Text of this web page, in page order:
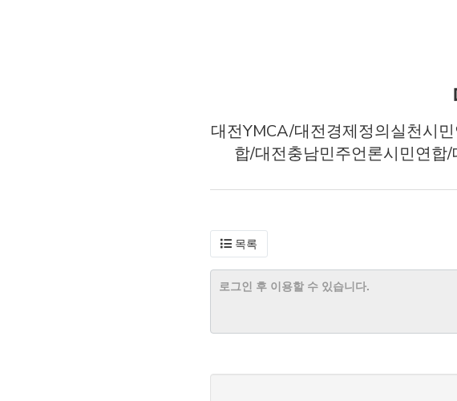
대전YMCA/대전경제정의실천시
합/대전충남민주언론시민연합
목록